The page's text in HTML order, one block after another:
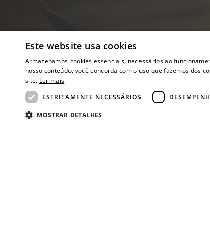
Este website usa cookies
Armazenamos cookies essenciais, necessários ao
nosso conteúdo, você concorda com o uso que fazemos dos
site. Ler mais
ESTRITAMENTE NECESSÁRIOS
MOSTRAR DETALHES